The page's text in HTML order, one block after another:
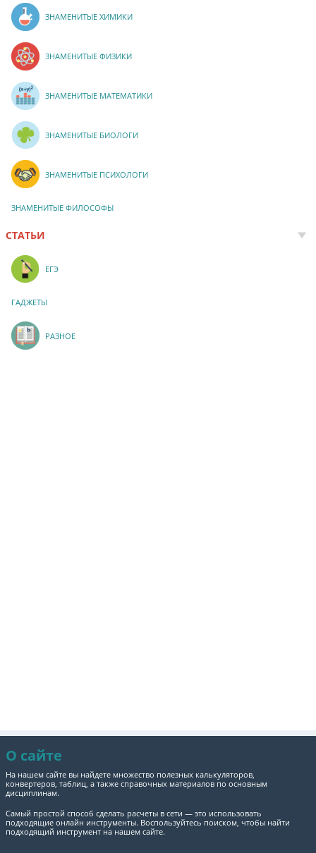
ЗНАМЕНИТЫЕ ХИМИКИ
ЗНАМЕНИТЫЕ ФИЗИКИ
ЗНАМЕНИТЫЕ МАТЕМАТИКИ
ЗНАМЕНИТЫЕ БИОЛОГИ
ЗНАМЕНИТЫЕ ПСИХОЛОГИ
ЗНАМЕНИТЫЕ ФИЛОСОФЫ
СТАТЬИ
ЕГЭ
ГАДЖЕТЫ
РАЗНОЕ
О сайте
На нашем сайте вы найдете множество полезных калькуляторов,
конвертеров, таблиц, а также справочных материалов по основным
дисциплинам.
Самый простой способ сделать расчеты в сети — это использовать
подходящие онлайн инструменты. Воспользуйтесь поиском, чтобы найти
подходящий инструмент на нашем сайте.